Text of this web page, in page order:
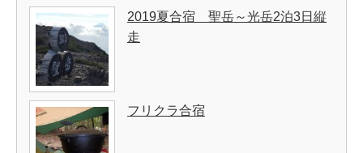
2019夏合宿 聖岳～光岳2泊3日縦
走
フリクラ合宿